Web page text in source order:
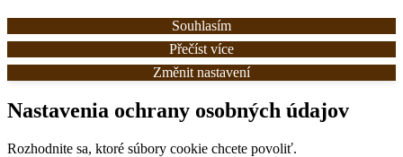
Souhlasím
Přečíst více
Změnit nastavení
Nastavenia ochrany osobných údajov
Rozhodnite sa, ktoré súbory cookie chcete povoliť.